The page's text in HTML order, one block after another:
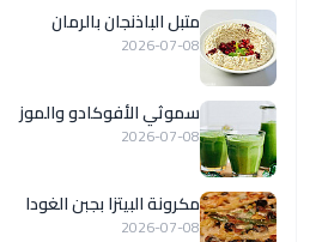
متبل الباذنجان بالرمان
2026-07-08
سموثي الأفوكادو والموز
2026-07-08
مكرونة البيتزا بجبن الغودا
2026-07-08